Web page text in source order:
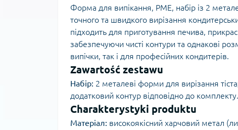
Форма для випікання, PME, набір із 2
точного та швидкого вирізання
підходить для приготування печива,
забезпечуючи чисті контури та однакові
випічки, так і для професійних кондитерів.
Zawartość zestawu
Набір: 2 металеві форми для вирізання
додатковий контур відповідно до комплекту.
Charakterystyki produktu
Матеріал: високоякісний харчовий метал